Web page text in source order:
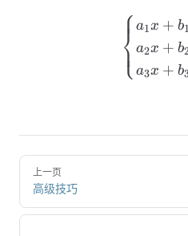
⎩
⎨⎧ a1x + b1
a2x + b
a3x + b
上一页
高级技巧